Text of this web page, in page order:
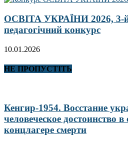
ОСВІТА УКРАЇНИ 2026, 3-й
педагогічний конкурс
10.01.2026
НЕ ПРОПУСТІТЬ
Кенгир-1954. Восстание
человеческое достоинство в
концлагере смерти